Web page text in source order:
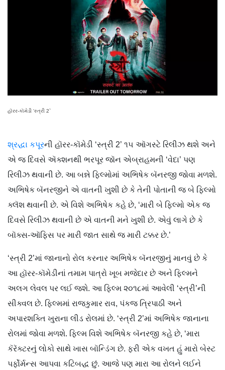
હૉરર-કૉમેડી ‘સ્ત્રી 2`
શ્રદ્ધા કપૂરની હૉરર-કૉમેડી ‘સ્ત્રી 2’ ૧૫ ઑગસ્ટે રિલીઝ થશે અને
એ જ દિવસે ઍક્શનથી ભરપૂર જૉન એબ્રાહમની ‘વેદા’ પણ
રિલીઝ થવાની છે. આ બન્ને ફિલ્મોમાં અભિષેક બૅનરજી જોવા મળશે.
અભિષેક બૅનરજીને એ વાતની ખુશી છે કે તેની પોતાની જ બે ફિલ્મો
ક્લૅશ થવાની છે. એ વિશે અભિષેક કહે છે, ‘મારી બે ફિલ્મો એક જ
દિવસે રિલીઝ થવાની છે એ વાતની મને ખુશી છે. એવું લાગે છે કે
બૉક્સ-ઑફિસ પર મારી જાત સાથે જ મારી ટક્કર છે.’
‘સ્ત્રી 2’માં જાનાનો રોલ કરનાર અભિષેક બૅનરજીનું માનવું છે કે
આ હૉરર-કૉમેડીનાં તમામ પાત્રો ખૂબ મજેદાર છે અને ફિલ્મને
અલગ લેવલ પર લઈ જશે. આ ફિલ્મ ૨૦૧૮માં આવેલી ‘સ્ત્રી’ની
સીક્વલ છે. ફિલ્મમાં રાજકુમાર રાવ, પંકજ ​ત્રિપાઠી અને
અપારશક્તિ ખુરાના લીડ રોલમાં છે. ‘સ્ત્રી 2’માં અભિષેક જાનાના
રોલમાં જોવા મળશે. ​ફિલ્મ વિશે અભિષેક બૅનરજી કહે છે, ‘મારા
કૅરૅક્ટરનું લોકો સાથે ખાસ બૉન્ડિંગ છે. ફરી એક વખત હું મારો બેસ્ટ
પર્ફોર્મન્સ આપવા કટિબદ્ધ છું. આજે પણ મારા આ રોલને લઈને